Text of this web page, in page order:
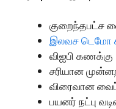
குறைந்தபட்ச
இலவச டெமோ
விஐபி கணக்கு
சரியான
விரைவான
பயனர் நட்பு